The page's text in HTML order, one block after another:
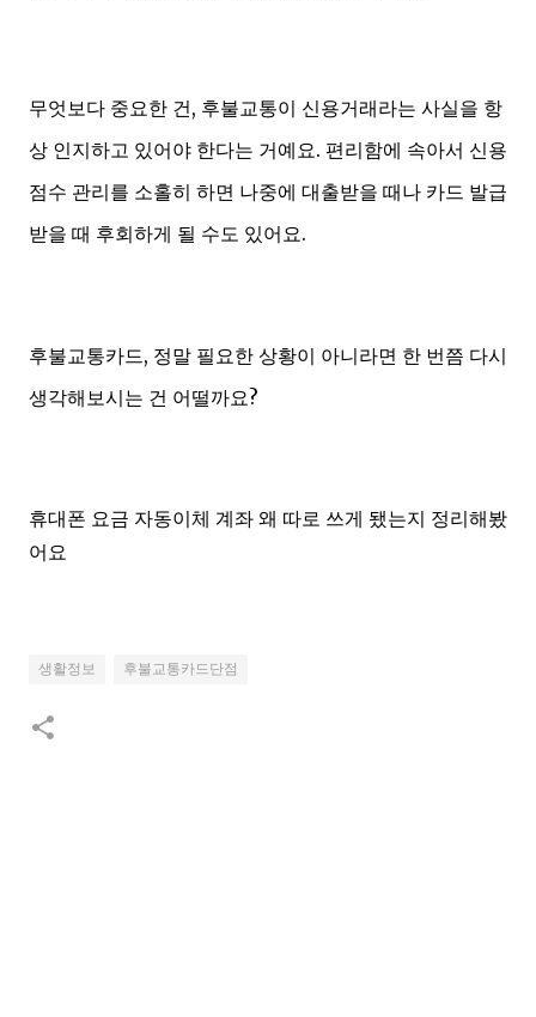
무엇보다 중요한 건, 후불교통이 신용거래라는 사실을 항
상 인지하고 있어야 한다는 거예요. 편리함에 속아서 신용
점수 관리를 소홀히 하면 나중에 대출받을 때나 카드 발급
받을 때 후회하게 될 수도 있어요.
후불교통카드, 정말 필요한 상황이 아니라면 한 번쯤 다시
생각해보시는 건 어떨까요?
휴대폰 요금 자동이체 계좌 왜 따로 쓰게 됐는지 정리해봤
어요
생활정보 후불교통카드단점